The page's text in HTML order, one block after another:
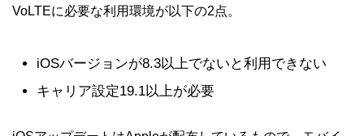
VoLTEに必要な利用環境が以下の2点。
iOSバージョンが8.3以上でないと利用できない
キャリア設定19.1以上が必要